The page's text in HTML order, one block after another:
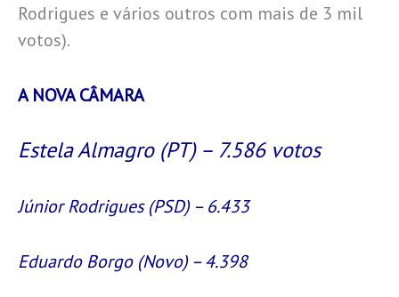
Rodrigues e vários outros com mais de 3 mil
votos).
A NOVA CÂMARA
Estela Almagro (PT) – 7.586 votos
Júnior Rodrigues (PSD) – 6.433
Eduardo Borgo (Novo) – 4.398